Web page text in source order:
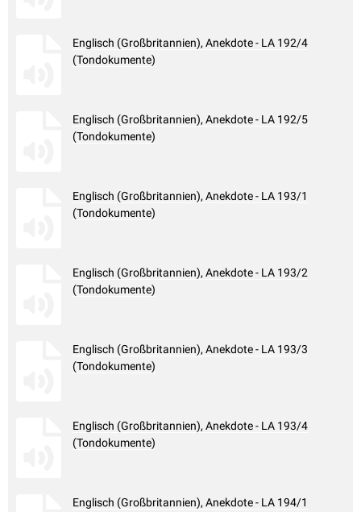
Englisch (Großbritannien), Anekdote - LA 192/4
(Tondokumente)
Englisch (Großbritannien), Anekdote - LA 192/5
(Tondokumente)
Englisch (Großbritannien), Anekdote - LA 193/1
(Tondokumente)
Englisch (Großbritannien), Anekdote - LA 193/2
(Tondokumente)
Englisch (Großbritannien), Anekdote - LA 193/3
(Tondokumente)
Englisch (Großbritannien), Anekdote - LA 193/4
(Tondokumente)
Englisch (Großbritannien), Anekdote - LA 194/1